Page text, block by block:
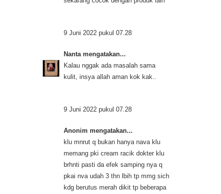
9 Juni 2022 pukul 07.28
Nantamengatakan...
Kalau nggak ada masalah sama
kulit, insya allah aman kok kak..
9 Juni 2022 pukul 07.28
Anonim mengatakan...
klu mnrut q bukan hanya nava klu
memang pki cream racik dokter klu
brhnti pasti da efek samping nya q
pkai nva udah 3 thn lbih tp mmg sich
kdg berutus merah dikit tp beberapa